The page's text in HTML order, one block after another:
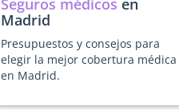
Seguros médicos en
Madrid
Presupuestos y consejos para
elegir la mejor cobertura médica
en Madrid.